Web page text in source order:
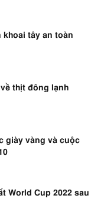
khoai tây an toàn
thịt đông lạnh
giày vàng và cuộc
World Cup 2022 sau